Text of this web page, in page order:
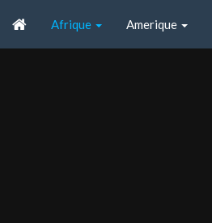
Afrique Amerique